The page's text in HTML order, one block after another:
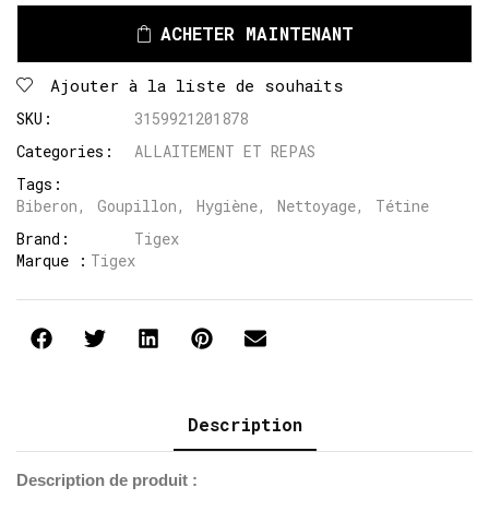
ACHETER MAINTENANT
Ajouter à la liste de souhaits
SKU:
3159921201878
Categories:
ALLAITEMENT ET REPAS
Tags:
Biberon, Goupillon, Hygiène, Nettoyage,
Tétine
Brand:
Tigex
Marque : Tigex
Description
Description de produit :